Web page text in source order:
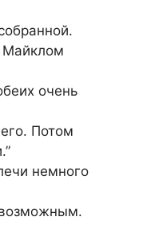
Майклом
очень
Потом
немного